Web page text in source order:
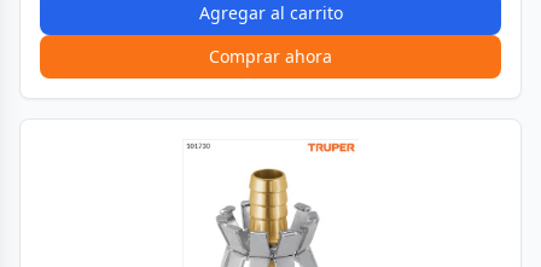
Agregar al carrito
Comprar ahora